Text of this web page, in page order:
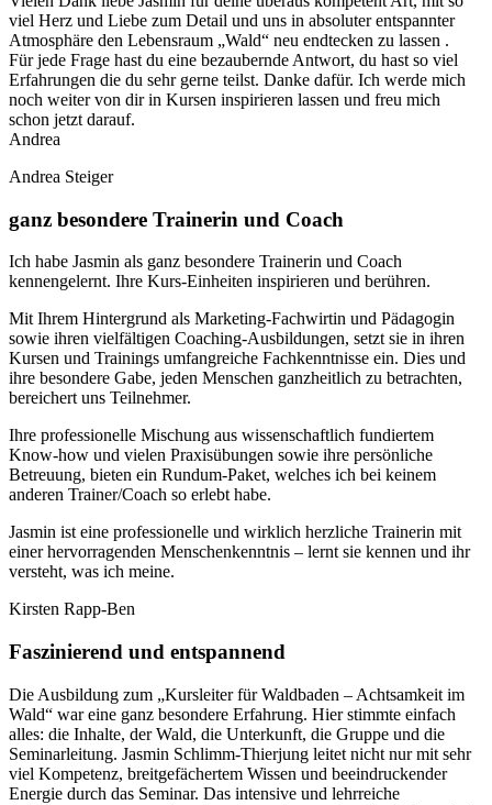
viel Herz und Liebe zum Detail und uns in absoluter entspannter
Atmosphäre den Lebensraum „Wald“ neu endtecken zu lassen .
Für jede Frage hast du eine bezaubernde Antwort, du hast so viel
Erfahrungen die du sehr gerne teilst. Danke dafür. Ich werde mich
noch weiter von dir in Kursen inspirieren lassen und freu mich
schon jetzt darauf.
Andrea
Andrea Steiger
ganz besondere Trainerin und Coach
Ich habe Jasmin als ganz besondere Trainerin und Coach
kennengelernt. Ihre Kurs-Einheiten inspirieren und berühren.
Mit Ihrem Hintergrund als Marketing-Fachwirtin und Pädagogin
sowie ihren vielfältigen Coaching-Ausbildungen, setzt sie in ihren
Kursen und Trainings umfangreiche Fachkenntnisse ein. Dies und
ihre besondere Gabe, jeden Menschen ganzheitlich zu betrachten,
bereichert uns Teilnehmer.
Ihre professionelle Mischung aus wissenschaftlich fundiertem
Know-how und vielen Praxisübungen sowie ihre persönliche
Betreuung, bieten ein Rundum-Paket, welches ich bei keinem
anderen Trainer/Coach so erlebt habe.
Jasmin ist eine professionelle und wirklich herzliche Trainerin mit
einer hervorragenden Menschenkenntnis – lernt sie kennen und ihr
versteht, was ich meine.
Kirsten Rapp-Ben
Faszinierend und entspannend
Die Ausbildung zum „Kursleiter für Waldbaden – Achtsamkeit im
Wald“ war eine ganz besondere Erfahrung. Hier stimmte einfach
alles: die Inhalte, der Wald, die Unterkunft, die Gruppe und die
Seminarleitung. Jasmin Schlimm-Thierjung leitet nicht nur mit sehr
viel Kompetenz, breitgefächertem Wissen und beeindruckender
Energie durch das Seminar. Das intensive und lehrreiche